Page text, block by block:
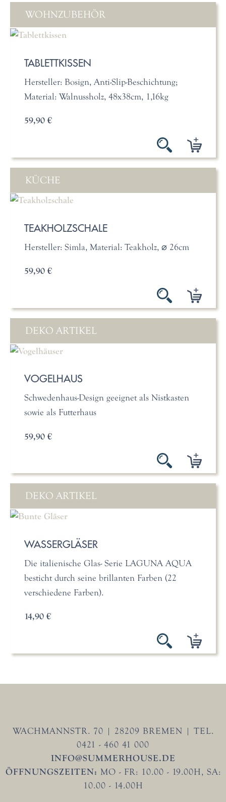
WOHNZUBEHÖR
TABLETTKISSEN
Hersteller: Bosign, Anti-Slip-Beschichtung;
Material: Walnussholz, 48x38cm, 1,16kg
59,90 €
KÜCHE
TEAKHOLZSCHALE
Hersteller: Simla, Material: Teakholz, ⌀ 26cm
59,90 €
DEKO ARTIKEL
VOGELHAUS
Schwedenhaus-Design geeignet als Nistkasten
sowie als Futterhaus
59,90 €
DEKO ARTIKEL
WASSERGLÄSER
Die italienische Glas- Serie LAGUNA AQUA
besticht durch seine brillanten Farben (22
verschiedene Farben).
14,90 €
WACHMANNSTR. 70 | 28209 BREMEN | TEL.
0421 - 460 41 000
INFO@SUMMERHOUSE.DE
ÖFFNUNGSZEITEN: MO - FR: 10.00 - 19.00H, SA:
10.00 - 14.00H